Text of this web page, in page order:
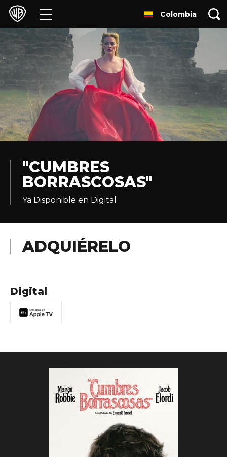
Películas
Series
Juegos y Aplicaciones
Franquicias
Colecciones
Experiencias
Colombia
"CUMBRES
BORRASCOSAS"
Ya Disponible en Digital
ADQUIÉRELO
Digital